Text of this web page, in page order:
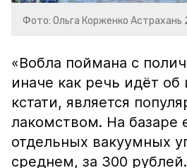
Фото: Ольга Корженко Астрахань
«Вобла поймана с
иначе как речь идёт об
кстати, является
лакомством. На базаре
отдельных вакуумных
среднем, за 300